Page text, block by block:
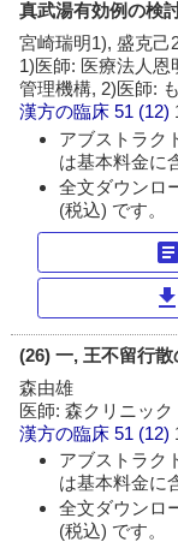
真武湯有効例の検
宮崎瑞明1), 盛克己
1)医師: 医療法人
管理機構, 2)医師:
漢方の臨床 51 (12)
アブストラク
は基本料金に
全文ダウンロ
(税込) です。
article
download
(26) 一, 王不留行
森由雄
医師: 森クリニック
漢方の臨床 51 (12)
アブストラク
は基本料金に
全文ダウンロ
(税込) です。